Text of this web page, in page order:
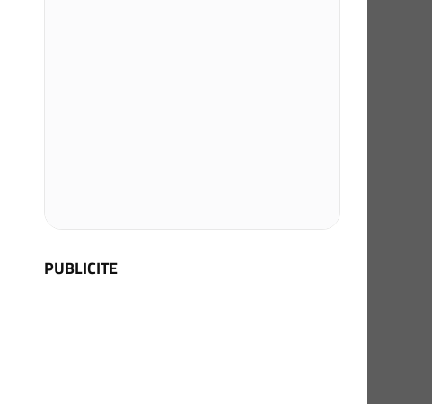
PUBLICITE